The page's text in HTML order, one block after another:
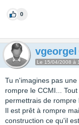
0
vgeorgel
Le 15/04/2008 à
Tu n'imagines pas
rompre le CCMI...
permettrais de rompre
Il est prêt à rompre
construction ce qu'il